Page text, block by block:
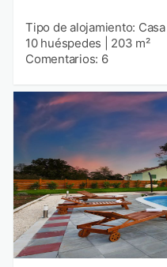
Tipo de alojamiento: Casa
10 huéspedes
203 m²
Comentarios: 6